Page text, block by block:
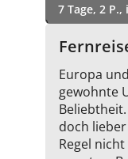
7 Tage, 2 P.,
)
Europa
gewohnte
doch
Regel